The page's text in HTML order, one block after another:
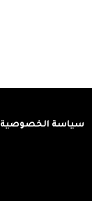
سياسة الخصوصية